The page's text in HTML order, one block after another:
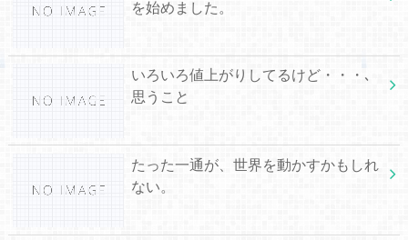
を始めました。
いろいろ値上がりしてるけど・・・､
思うこと
たった一通が、世界を動かすかもしれ
ない。